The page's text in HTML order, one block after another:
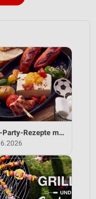
WM-Party-Rezepte mit REWE!